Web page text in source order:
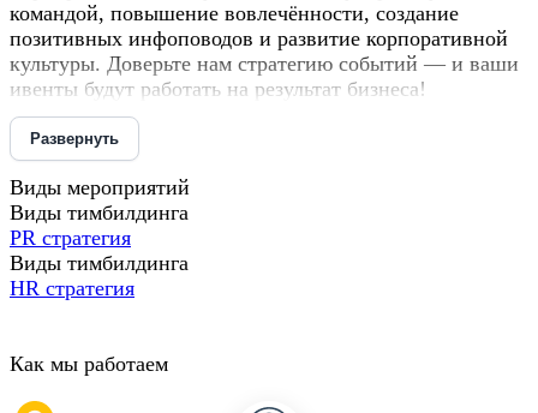
командой, повышение вовлечённости, создание
позитивных инфоповодов и развитие корпоративной
культуры. Доверьте нам стратегию событий — и ваши
ивенты будут работать на результат бизнеса!
Развернуть
Виды мероприятий
Виды тимбилдинга
PR стратегия
Виды тимбилдинга
HR стратегия
Как мы работаем